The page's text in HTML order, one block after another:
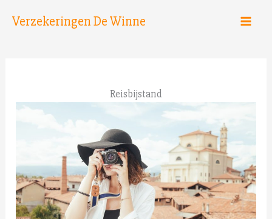
naarVerzekeringen De Winne
Reisbijstand